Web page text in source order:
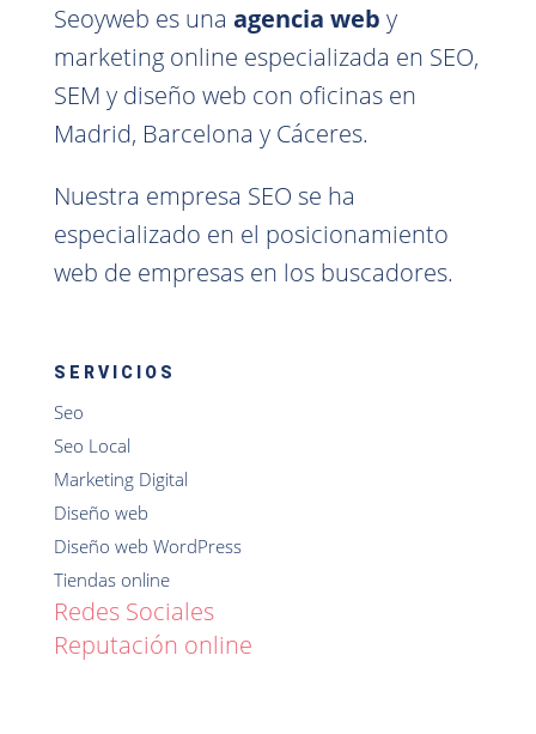
Seoyweb es una agencia web y
marketing online especializada en SEO,
SEM y diseño web con oficinas en
Madrid, Barcelona y Cáceres.
Nuestra empresa SEO se ha
especializado en el posicionamiento
web de empresas en los buscadores.
SERVICIOS
Seo
Seo Local
Marketing Digital
Diseño web
Diseño web WordPress
Tiendas online
Redes Sociales
Reputación online